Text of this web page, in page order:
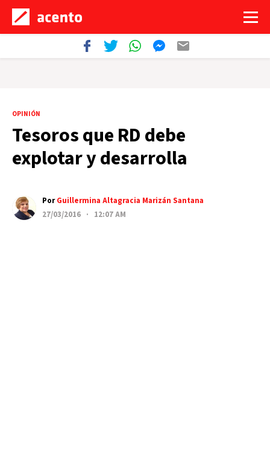
OPINIÓN
Tesoros que RD debe
explotar y desarrolla
PorGuillermina Altagracia Marizán Santana
27/03/2016 · 12:07 AM